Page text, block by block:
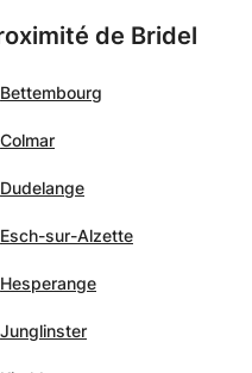
à
de Bridel
Bettembourg
Colmar
Dudelange
Esch-sur-Alzette
Hesperange
Junglinster